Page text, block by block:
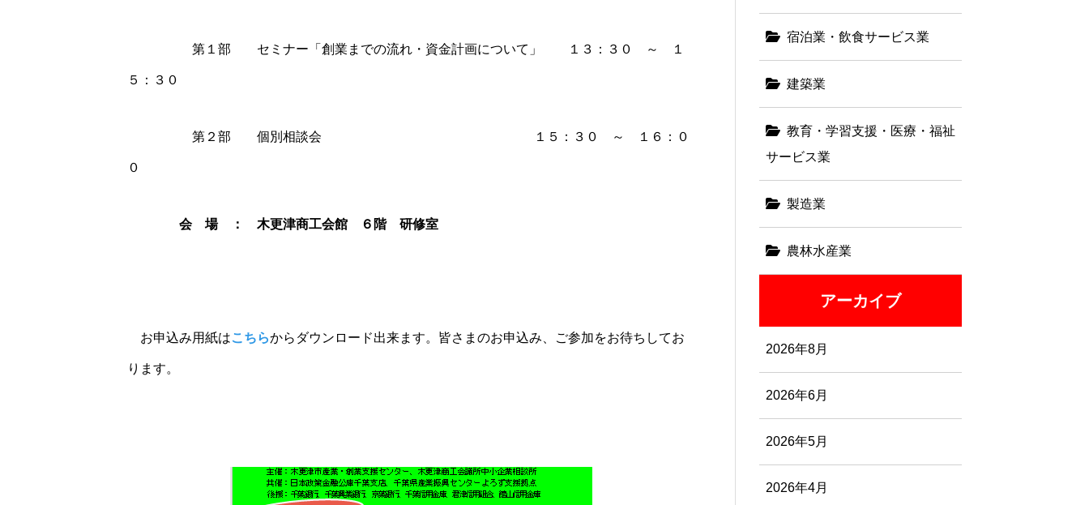
第１部 セミナー「創業までの流れ・資金計画について」 １３：３０ ～ １
５：３０
第２部 個別相談会 １５：３０ ～ １６：０
０
会 場 ： 木更津商工会館 ６階 研修室
お申込み用紙はこちらからダウンロード出来ます。皆さまのお申込み、ご参加をお待ちしてお
ります。
宿泊業・飲食サービス業
建築業
教育・学習支援・医療・福祉
サービス業
製造業
農林水産業
アーカイブ
2026年8月
2026年6月
2026年5月
2026年4月